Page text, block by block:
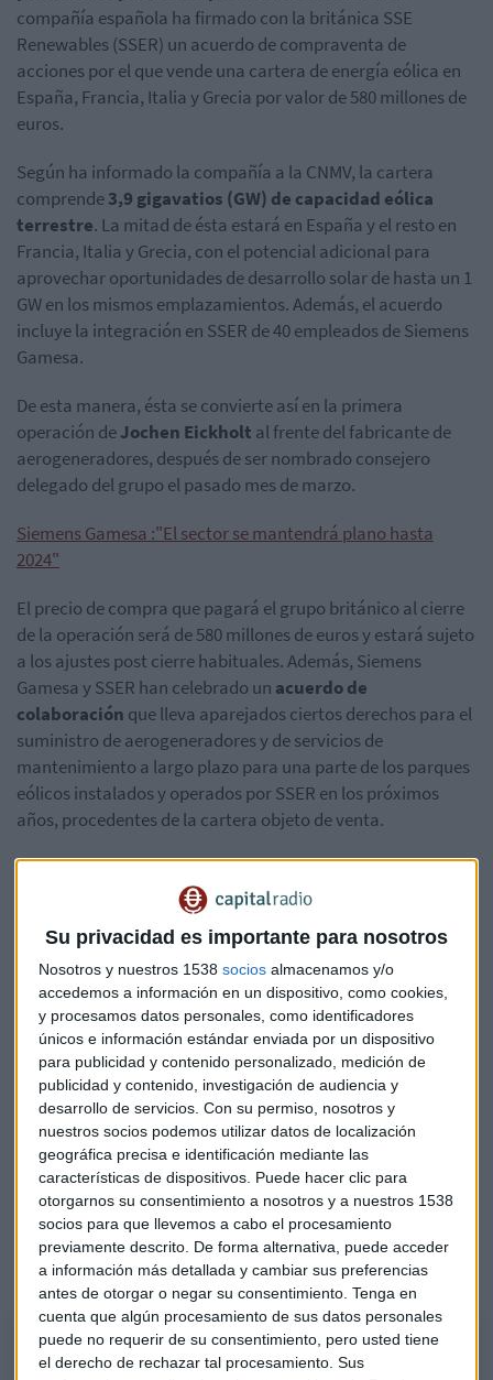
Su privacidad es importante para nosotros
Nosotros y nuestros 1538 socios almacenamos y/o
accedemos a información en un dispositivo, como cookies,
y procesamos datos personales, como identificadores
únicos e información estándar enviada por un dispositivo
para publicidad y contenido personalizado, medición de
publicidad y contenido, investigación de audiencia y
desarrollo de servicios. Con su permiso, nosotros y
nuestros socios podemos utilizar datos de localización
geográfica precisa e identificación mediante las
características de dispositivos. Puede hacer clic para
otorgarnos su consentimiento a nosotros y a nuestros 1538
socios para que llevemos a cabo el procesamiento
previamente descrito. De forma alternativa, puede acceder
a información más detallada y cambiar sus preferencias
antes de otorgar o negar su consentimiento. Tenga en
cuenta que algún procesamiento de sus datos personales
puede no requerir de su consentimiento, pero usted tiene
el derecho de rechazar tal procesamiento. Sus
compañía española ha firmado con la británica SSE
Renewables (SSER) un acuerdo de compraventa de
acciones por el que vende una cartera de energía eólica en
España, Francia, Italia y Grecia por valor de 580 millones de
euros.
Según ha informado la compañía a la CNMV, la cartera
comprende3,9 gigavatios (GW) de capacidad eólica
terrestre. La mitad de ésta estará en España y el resto en
Francia, Italia y Grecia, con el potencial adicional para
aprovechar oportunidades de desarrollo solar de hasta un 1
GW en los mismos emplazamientos. Además, el acuerdo
incluye la integración en SSER de 40 empleados de Siemens
Gamesa.
De esta manera, ésta se convierte así en la primera
operación deJochen Eickholt al frente del fabricante de
aerogeneradores, después de ser nombrado consejero
delegado del grupo el pasado mes de marzo.
Siemens Gamesa :"El sector se mantendrá plano hasta
2024"
El precio de compra que pagará el grupo británico al cierre
de la operación será de 580 millones de euros y estará sujeto
a los ajustes post cierre habituales. Además, Siemens
Gamesa y SSER han celebrado un acuerdo de
colaboración que lleva aparejados ciertos derechos para el
suministro de aerogeneradores y de servicios de
mantenimiento a largo plazo para una parte de los parques
eólicos instalados y operados por SSER en los próximos
años, procedentes de la cartera objeto de venta.
Con esta compra, SSE entra en el Sur de Europa, región que
suma a su proyecto renovable en Reino Unido e Irlanda,
donde tiene una cartera operativa de 4 GW de activos y
donde cuenta con una cartera de desarrollo de proyectos
eólicos (terrestres y marinos) e hidroeléctricos de casi 11
GW.
Pablo García, director de Divacons-Alphavalue
Analiza Siemens Gamesa y sus perspectivas después de haber advertido